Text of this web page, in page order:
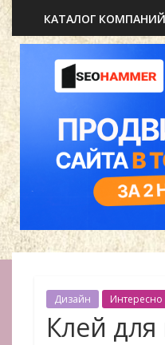
КАТАЛОГ КОМПАНИЙ
Дизайн Интересно
Клей